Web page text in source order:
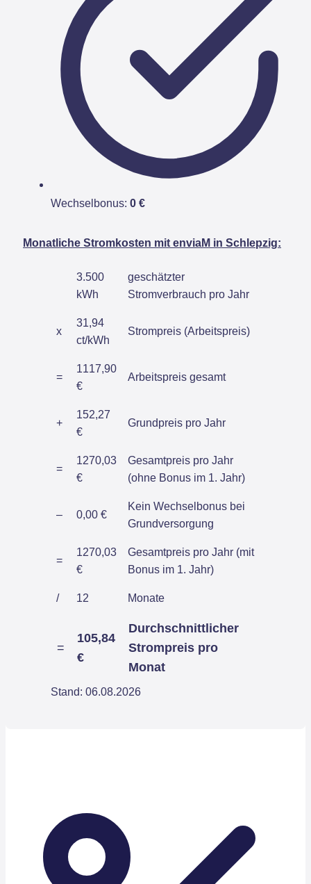
Wechselbonus: 0 €
Monatliche Stromkosten mit enviaM in Schlepzig:
3.500
kWh
geschätzter
Stromverbrauch pro Jahr
x
31,94
ct/kWh
Strompreis (Arbeitspreis)
=
1117,90
€
Arbeitspreis gesamt
+
152,27
€
Grundpreis pro Jahr
=
1270,03
€
Gesamtpreis pro Jahr
(ohne Bonus im 1. Jahr)
– 0,00 €
Kein Wechselbonus bei
Grundversorgung
=
1270,03
€
Gesamtpreis pro Jahr (mit
Bonus im 1. Jahr)
/ 12 Monate
=
105,84
€
Durchschnittlicher
Strompreis pro
Monat
Stand: 06.08.2026